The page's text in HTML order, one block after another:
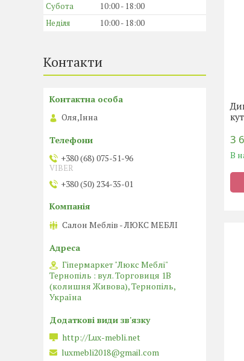
3
В
Субота
10:00
18:00
Неділя
10:00 18:00
Контакти
Оля,Інна
+380 (68) 075-51-96
VIBER
+380 (50) 234-35-01
Салон Меблів - ЛЮКС МЕБЛІ
Гіпермаркет "Люкс Меблі"
Тернопіль : вул. Торговиця 1В
(колишня Живова), Тернопіль,
Україна
http://Lux-mebli.net
luxmebli2018@gmail.com